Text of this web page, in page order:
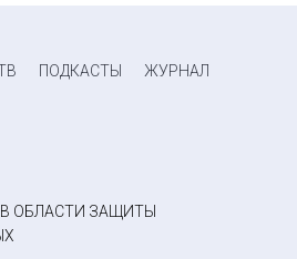
ПОДКАСТЫ ЖУРНАЛ
ОБЛАСТИ ЗАЩИТЫ